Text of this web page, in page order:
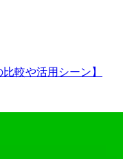
較や活用シーン】